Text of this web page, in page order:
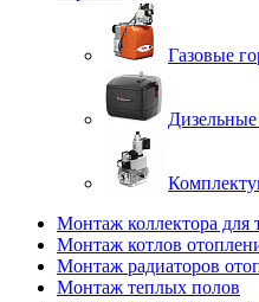
Газовые
Дизельные
Монтаж коллектора для
Монтаж котлов
Монтаж радиаторов
Монтаж теплых полов